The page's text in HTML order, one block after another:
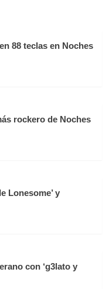
88 teclas en Noches
rockero de Noches
Lonesome’ y
con ‘g3lato y